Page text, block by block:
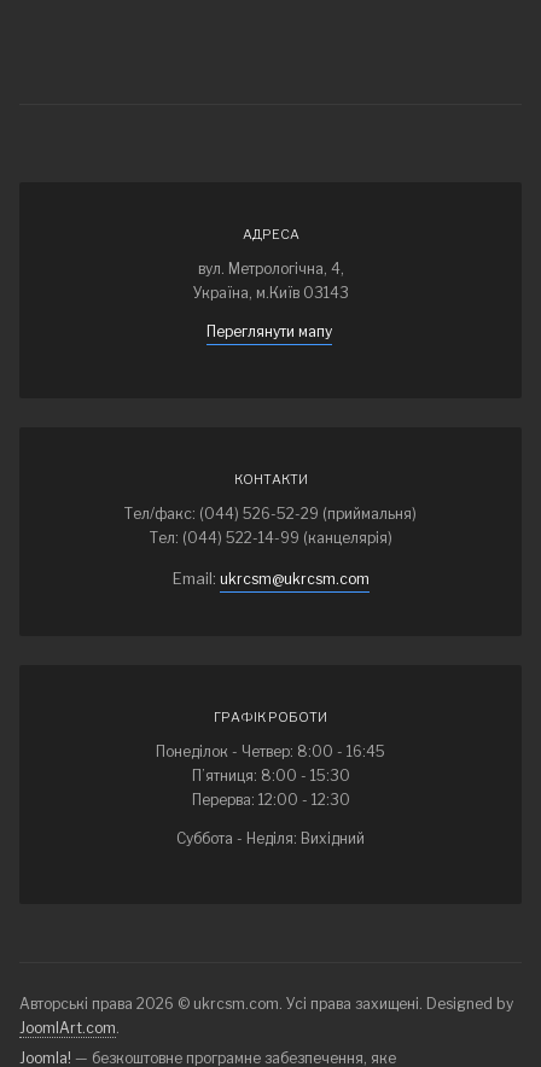
АДРЕСА
вул. Метрологічна, 4,
Україна, м.Київ 03143
Переглянути мапу
КОНТАКТИ
Тел/факс: (044) 526-52-29 (приймальня)
Тел: (044) 522-14-99 (канцелярія)
Email: ukrcsm@ukrcsm.com
ГРАФІК РОБОТИ
Понеділок - Четвер: 8:00 - 16:45
П’ятниця: 8:00 - 15:30
Перерва: 12:00 - 12:30
Суббота - Неділя: Вихідний
Авторські права 2026 © ukrcsm.com. Усі права захищені. Designed by
JoomlArt.com.
Joomla! — безкоштовне програмне забезпечення, яке